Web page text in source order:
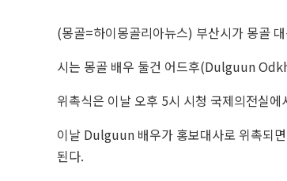
(몽골=하이몽골리아뉴스) 부산시가 몽골
시는 몽골 배우 둘건 어드후(Dulguun
위촉식은 이날 오후 5시 시청 국제의전실
이날 Dulguun 배우가 홍보대사로 위촉되
된다.